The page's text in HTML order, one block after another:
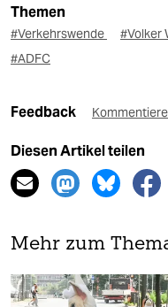
Themen
#Verkehrswende #Volker
#ADFC
Feedback
Diesen Artikel teilen
Mehr zum